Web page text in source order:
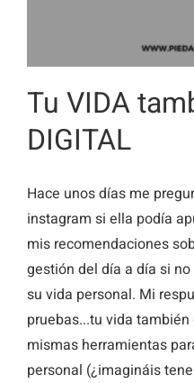
Tu VIDA
DIGITAL
Hace unos días me
instagram si ella podía
mis recomendaciones
gestión del día a día si
su vida personal. Mi
pruebas...tu vida también
mismas herramientas
personal (¿imagináis